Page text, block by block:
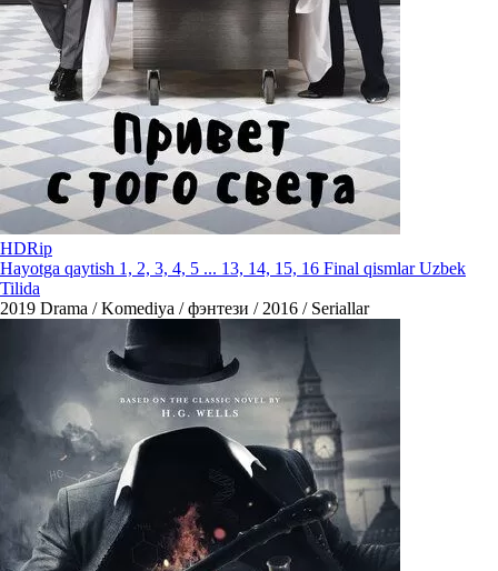
HDRip
Hayotga qaytish 1, 2, 3, 4, 5 ... 13, 14, 15, 16 Final qismlar Uzbek
Tilida
2019 Drama / Komediya / фэнтези / 2016 / Seriallar